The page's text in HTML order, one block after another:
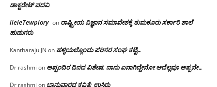
ಡಾಕ್ಟರೇಟ್ ಪದವಿ
lieleTewplory on ರಾಷ್ಟ್ರೀಯ ವಿಜ್ಞಾನ ಸಮಾವೇಶಕ್ಕೆ‌ ತುಮಕೂರು ಸರ್ಕಾರಿ ಶಾಲೆ
ಹುಡುಗರು
Kantharaju JN on ಹಳ್ಳಿಯಲ್ಲೊಂದು ಪರಿಸರ ಸಂಘ ಕಟ್ಟಿ…
Dr rashmi on ಅಪ್ಪಂದಿರ ದಿನದ ವಿಶೇಷ: ನಾನು ಏನಾಗಿದ್ದೇನೋ‌ ಅದೆಲ್ಲವೂ ಅಪ್ಪನೇ…
Dr rashmi on ಭಾನುವಾರದ ಕವಿತೆ: ಉಸಿರು